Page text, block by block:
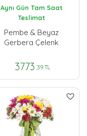
Aynı Gün Tam Saat
Teslimat
Pembe & Beyaz
Gerbera Çelenk
3773 ,39 TL